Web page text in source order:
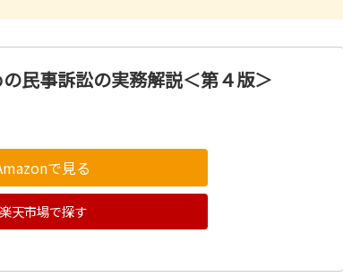
民事訴訟の実務解説＜第４版＞
で見る
楽天市場で探す